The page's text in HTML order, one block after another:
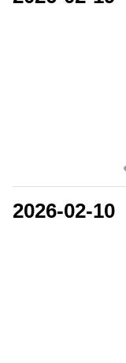
2026-02-10